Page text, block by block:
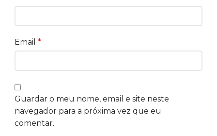
Email *
Guardar o meu nome, email e site neste
navegador para a próxima vez que eu
comentar.